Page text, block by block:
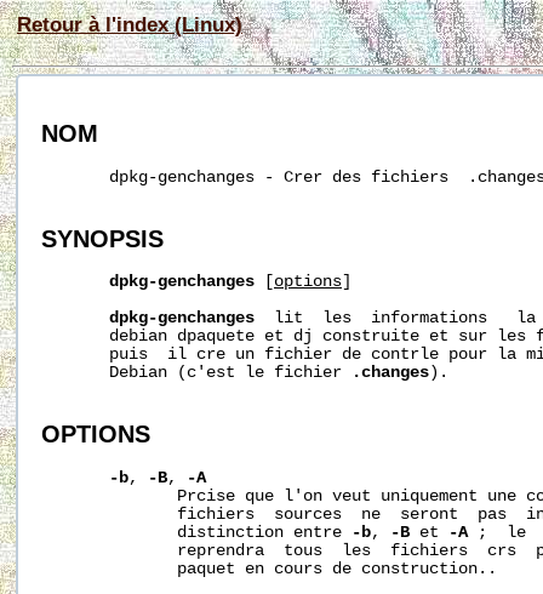
Retour à l'index (Linux)
NOM
dpkg-genchanges - Crer des fichiers
SYNOPSIS
dpkg-genchanges options
dpkg-genchanges
lit  les  informations
debian dpaquete et dj construite et sur les
puis  il cre un fichier de contrle pour la
       Debian (c'est le fichier
.changes ).
OPTIONS
-b, -B,
-A
Prcise que l'on veut uniquement une
fichiers  sources  ne  seront  pas
              distinction entre
-b, -B et -A ;  le
reprendra  tous  les  fichiers  crs
              paquet en cours de construction..